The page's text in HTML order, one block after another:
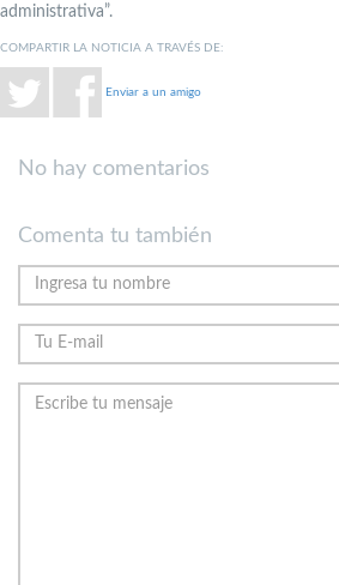
administrativa”.
COMPARTIR LA NOTICIA A TRAVÉS DE:
Enviar a un amigo
No hay comentarios
Comenta tu también